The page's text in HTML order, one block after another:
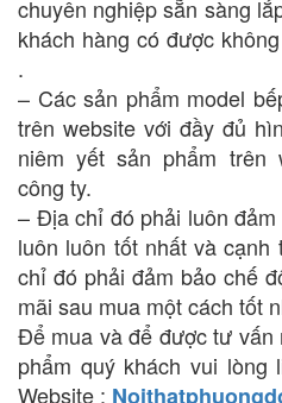
chuyên nghiệp sẵn sàng
khách hàng có được
.
– Các sản phẩm model
trên website với đầy đủ
niêm yết sản phẩm trên
công ty.
– Địa chỉ đó phải luôn
luôn luôn tốt nhất và
chỉ đó phải đảm bảo chế
mãi sau mua một cách tốt
Để mua và để được tư vấn
phẩm quý khách vui lòng
Website :